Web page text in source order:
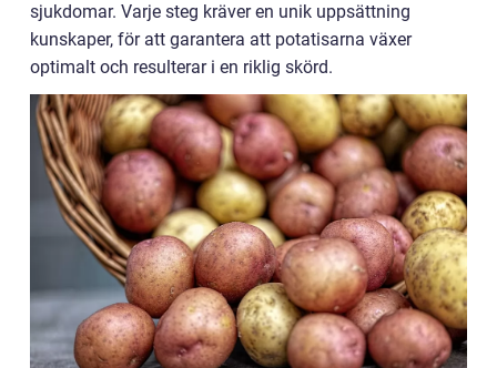
sjukdomar. Varje steg kräver en unik uppsättning
kunskaper, för att garantera att potatisarna växer
optimalt och resulterar i en riklig skörd.